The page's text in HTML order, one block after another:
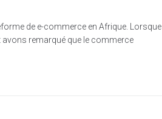
de e-commerce en Afrique. Lorsque
remarqué que le commerce